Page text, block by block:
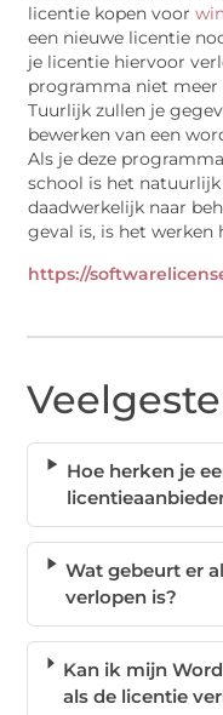
licentie kopen voor
een nieuwe licentie
je licentie hiervoor
programma niet meer
Tuurlijk zullen je
bewerken van een
Als je deze
school is het
daadwerkelijk naar
geval is, is het
https://
Hoe herken je
Wat gebeurt er
verlopen is?
Kan ik mijn
als de licentie